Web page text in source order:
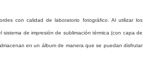
con calidad de laboratorio fotográfico. Al utilizar los
de impresión de sublimación térmica (con capa de
en un álbum de manera que se puedan disfrutar